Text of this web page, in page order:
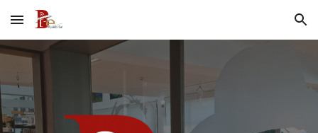
Skip to main content Skip to navigation